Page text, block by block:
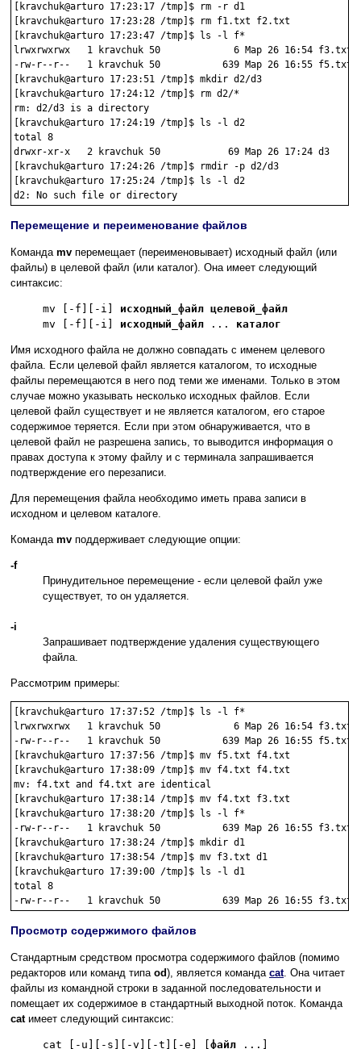
[kravchuk@arturo 17:23:17 /tmp]$ rm -r d1
[kravchuk@arturo 17:23:28 /tmp]$ rm f1.txt f2.txt
[kravchuk@arturo 17:23:47 /tmp]$ ls -l f*
lrwxrwxrwx   1 kravchuk 50             6 Мар 26 16:54 f3.txt
-rw-r--r--   1 kravchuk 50           639 Мар 26 16:55 f5.txt
[kravchuk@arturo 17:23:51 /tmp]$ mkdir d2/d3
[kravchuk@arturo 17:24:12 /tmp]$ rm d2/*
rm: d2/d3 is a directory
[kravchuk@arturo 17:24:19 /tmp]$ ls -l d2
total 8
drwxr-xr-x   2 kravchuk 50            69 Мар 26 17:24 d3
[kravchuk@arturo 17:24:26 /tmp]$ rmdir -p d2/d3
[kravchuk@arturo 17:25:24 /tmp]$ ls -l d2
Перемещение и переименование файлов
Команда mv перемещает (переименовывает) исходный файл (или
файлы) в целевой файл (или каталог). Она имеет следующий
синтаксис:
mv [-f][-i] исходный_файл целевой_файл
mv [-f][-i] исходный_файл ... каталог
Имя исходного файла не должно совпадать с именем целевого
файла. Если целевой файл является каталогом, то исходные
файлы перемещаются в него под теми же именами. Только в этом
случае можно указывать несколько исходных файлов. Если
целевой файл существует и не является каталогом, его старое
содержимое теряется. Если при этом обнаруживается, что в
целевой файл не разрешена запись, то выводится информация о
правах доступа к этому файлу и с терминала запрашивается
подтверждение его перезаписи.
Для перемещения файла необходимо иметь права записи в
исходном и целевом каталоге.
Команда mv поддерживает следующие опции:
-f
Принудительное перемещение - если целевой файл уже
существует, то он удаляется.
-i
Запрашивает подтверждение удаления существующего
файла.
Рассмотрим примеры:
[kravchuk@arturo 17:37:52 /tmp]$ ls -l f*
lrwxrwxrwx   1 kravchuk 50             6 Мар 26 16:54 f3.txt
-rw-r--r--   1 kravchuk 50           639 Мар 26 16:55 f5.txt
[kravchuk@arturo 17:37:56 /tmp]$ mv f5.txt f4.txt
[kravchuk@arturo 17:38:09 /tmp]$ mv f4.txt f4.txt
mv: f4.txt and f4.txt are identical
[kravchuk@arturo 17:38:14 /tmp]$ mv f4.txt f3.txt
[kravchuk@arturo 17:38:20 /tmp]$ ls -l f*
-rw-r--r--   1 kravchuk 50           639 Мар 26 16:55 f3.txt
[kravchuk@arturo 17:38:24 /tmp]$ mkdir d1
[kravchuk@arturo 17:38:54 /tmp]$ mv f3.txt d1
[kravchuk@arturo 17:39:00 /tmp]$ ls -l d1
total 8
Просмотр содержимого файлов
Стандартным средством просмотра содержимого файлов (помимо
редакторов или команд типа od), является команда cat. Она читает
файлы из командной строки в заданной последовательности и
помещает их содержимое в стандартный выходной поток. Команда
catимеет следующий синтаксис:
cat [-u][-s][-v][-t][-e] [ файл ...]